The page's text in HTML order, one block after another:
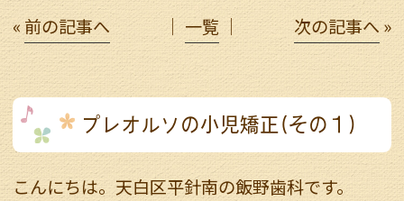
« 前の記事へ │ 一覧 │ 次の記事へ»
プレオルソの小児矯正(その１)
こんにちは。天白区平針南の飯野歯科です。